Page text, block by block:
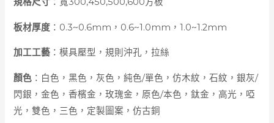
板材厚度 ：0.3~0.6mm，0.6~1.0mm，1.0~1.2mm
加工工藝 ：模具壓型，規則沖孔，拉絲
顏色 ：白色，黑色，灰色，純色/單色，仿木紋，石紋，銀灰/
閃銀，金色，香檳金，玫瑰金，原色/本色，鈦金，高光，啞
光，雙色，三色，定製圖案，仿古銅